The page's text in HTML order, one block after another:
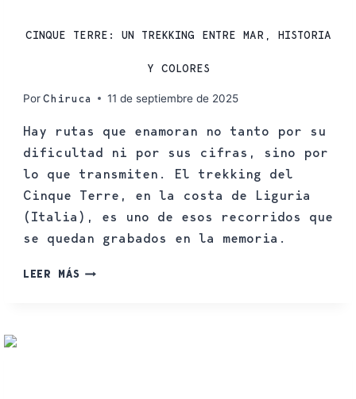
CINQUE TERRE: UN TREKKING ENTRE MAR, HISTORIA
Y COLORES
PorChiruca 11 de septiembre de 2025
Hay rutas que enamoran no tanto por su
dificultad ni por sus cifras, sino por
lo que transmiten. El trekking del
Cinque Terre, en la costa de Liguria
(Italia), es uno de esos recorridos que
se quedan grabados en la memoria.
LEER MÁS